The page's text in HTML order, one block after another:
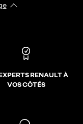
RENAULT À
VOS CÔTÉS